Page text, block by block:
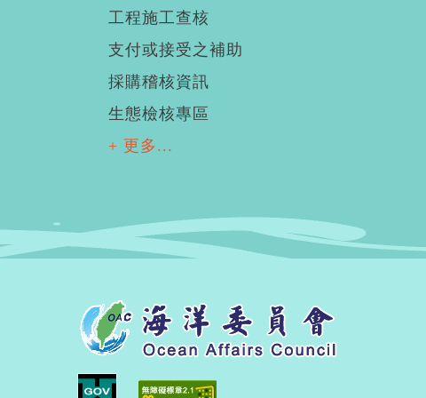
工程施工查核
支付或接受之補助
採購稽核資訊
生態檢核專區
+ 更多...